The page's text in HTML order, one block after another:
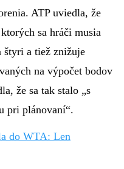
ATP uviedla, že
sa hráči musia
štyri a tiež znižuje
na výpočet bodov
že sa tak stalo „s
pri plánovaní“.
do WTA: Len